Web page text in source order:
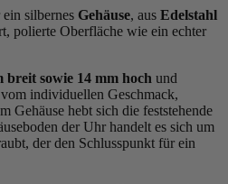
silbernes Gehäuse, aus Edelstahl
polierte Oberfläche wie ein echter
breit sowie 14 mm hoch und
individuellen Geschmack,
Gehäuse hebt sich die feststehende
der Uhr handelt es sich um
der den Schlusspunkt für ein